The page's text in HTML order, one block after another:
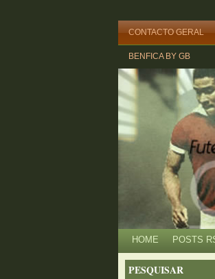
CONTACTO GERAL
BENFICA BY GB
HOME POSTS
PESQUISAR